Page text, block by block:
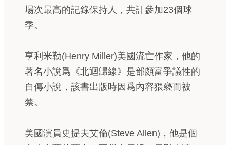
場次最高的記錄保持人，共訐參加23個球
季。
亨利米勒(Henry Miller)美國流亡作家，他的
著名小說爲《北迴歸線》是部頗富爭議性的
自傳小說，該書出版時因爲內容猥褻而被
禁。
美國演員史提夫艾倫(Steve Allen)，他是個